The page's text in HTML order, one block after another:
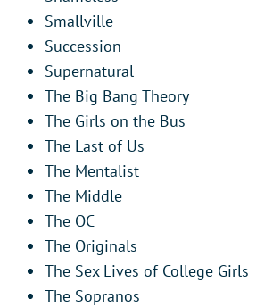
Smallville
Succession
Supernatural
The Big Bang Theory
The Girls on the Bus
The Last of Us
The Mentalist
The Middle
The OC
The Originals
The Sex Lives of College Girls
The Sopranos